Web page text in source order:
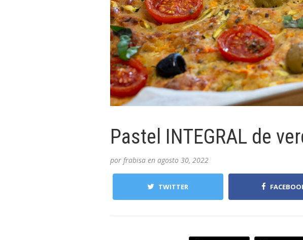
Pastel INTEGRAL de
por frabisa en agosto 30, 2022
TWITTER